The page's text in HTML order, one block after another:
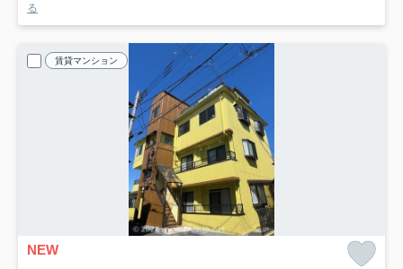
る
賃貸マンション
NEW